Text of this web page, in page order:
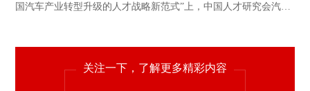
国汽车产业转型升级的人才战略新范式”上，中国人才研究会汽车
关注一下，了解更多精彩内容